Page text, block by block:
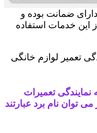
ضمانت بوده و
این خدمات استفاده
تعمیر لوازم خانگی
نمایندگی تعمیرات
توان نام برد عبارتند